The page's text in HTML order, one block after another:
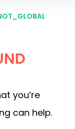
you’re
can help.